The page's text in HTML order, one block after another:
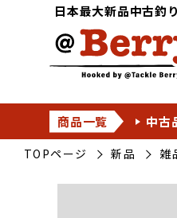
日本最大新品中古釣
商品一覧 中古
TOPページ 新品 雑